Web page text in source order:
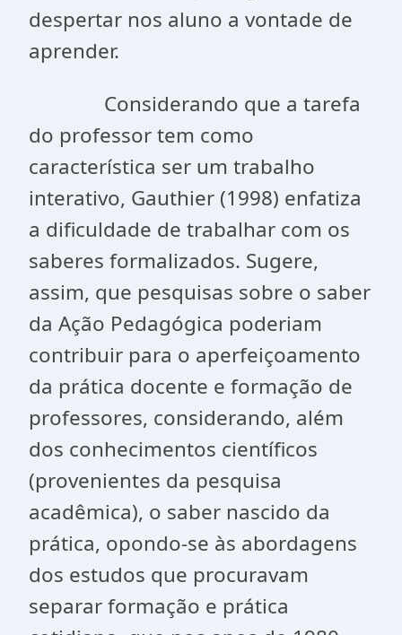
despertar nos aluno a vontade de
aprender.
Considerando que a tarefa
do professor tem como
característica ser um trabalho
interativo, Gauthier (1998) enfatiza
a dificuldade de trabalhar com os
saberes formalizados. Sugere,
assim, que pesquisas sobre o saber
da Ação Pedagógica poderiam
contribuir para o aperfeiçoamento
da prática docente e formação de
professores, considerando, além
dos conhecimentos científicos
(provenientes da pesquisa
acadêmica), o saber nascido da
prática, opondo-se às abordagens
dos estudos que procuravam
separar formação e prática